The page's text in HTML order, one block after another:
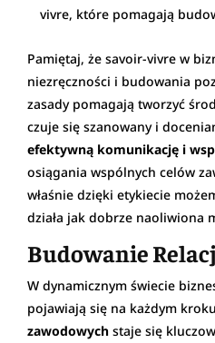
vivre, które pomagają
Pamiętaj, że savoir-vivre w
niezręczności i budowania
zasady pomagają tworzyć
czuje się szanowany i
efektywną komunikację i
osiągania wspólnych celów
właśnie dzięki etykiecie
działa jak dobrze naoliwiona
Budowanie
W dynamicznym świecie
pojawiają się na każdym
zawodowych staje się